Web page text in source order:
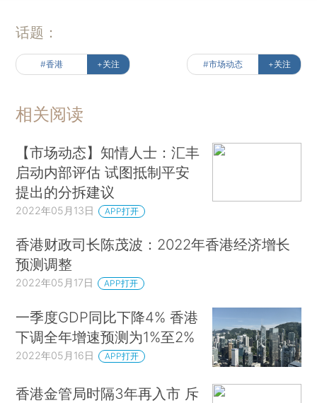
话题：
#香港 +关注 #市场动态 +关注
相关阅读
【市场动态】知情人士：汇丰
启动内部评估 试图抵制平安
提出的分拆建议
2022年05月13日 APP打开
香港财政司长陈茂波：2022年香港经济增长
预测调整
2022年05月17日 APP打开
一季度GDP同比下降4% 香港
下调全年增速预测为1%至2%
2022年05月16日 APP打开
香港金管局时隔3年再入市 斥